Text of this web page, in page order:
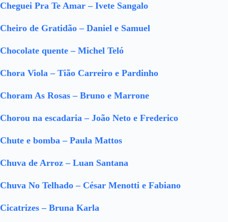
Cheguei Pra Te Amar – Ivete Sangalo
Cheiro de Gratidão – Daniel e Samuel
Chocolate quente – Michel Teló
Chora Viola – Tião Carreiro e Pardinho
Choram As Rosas – Bruno e Marrone
Chorou na escadaria – João Neto e Frederico
Chute e bomba – Paula Mattos
Chuva de Arroz – Luan Santana
Chuva No Telhado – César Menotti e Fabiano
Cicatrizes – Bruna Karla